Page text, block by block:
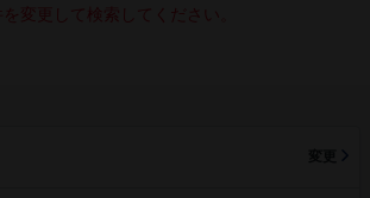
を変更して検索してください。